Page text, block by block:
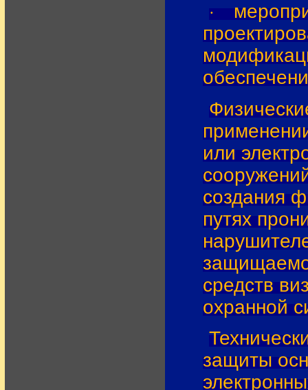
·
или
создания
путях
средств
охранной
защиты